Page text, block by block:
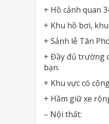
+ Hồ cảnh quan
+ Khu hồ bơi,
+ Sảnh lễ Tân
+ Đầy đủ trường
bạn.
+ Khu vực có
+ Hầm giữ xe
– Nội thất: